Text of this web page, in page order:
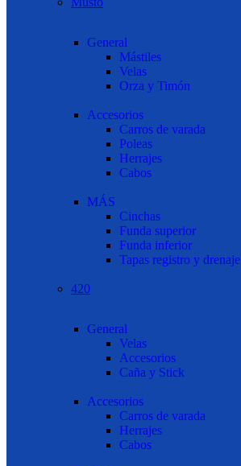
General
Mástiles
Velas
Orza y Timón
Accesorios
Carros de varada
Poleas
Herrajes
Cabos
MÁS
Cinchas
Funda superior
Funda inferior
Tapas registro y drenaje
420
General
Velas
Accesorios
Caña y Stick
Accesorios
Carros de varada
Herrajes
Cabos